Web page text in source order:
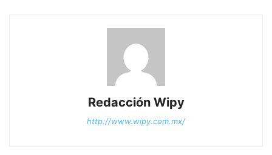
Redacción Wipy
http://www.wipy.com.mx/